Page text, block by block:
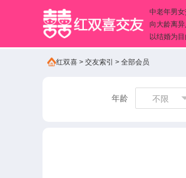
中老年男
向大龄离
以结婚为
红双喜 > 交友索引 > 全部会员
年龄 不限